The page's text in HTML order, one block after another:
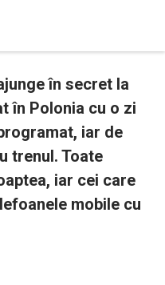
în secret la
în Polonia cu o zi
iar de
trenul. Toate
iar cei care
mobile cu